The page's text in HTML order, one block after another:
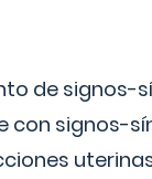
de signos-
con signos-